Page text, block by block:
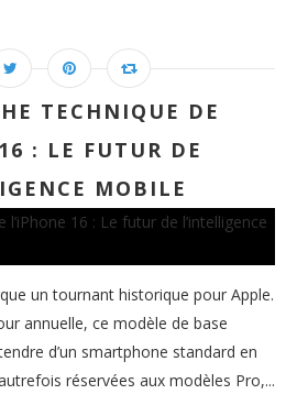
TECHNIQUE DE
: LE FUTUR DE
MOBILE
un tournant historique pour Apple.
annuelle, ce modèle de base
d’un smartphone standard en
réservées aux modèles Pro,...